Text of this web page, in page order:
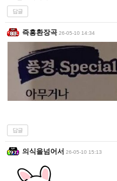
답글
즉흥환장곡 26-05-10 14:34
답글
의식을넘어서 26-05-10 15:13